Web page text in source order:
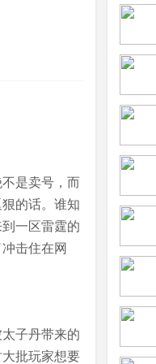
是卖号，而
的话。谁知
一区雷霆的
击住在网
子丹带来的
批玩家想要